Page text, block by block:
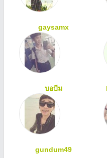
gaysamx
บอบีม
gundum49